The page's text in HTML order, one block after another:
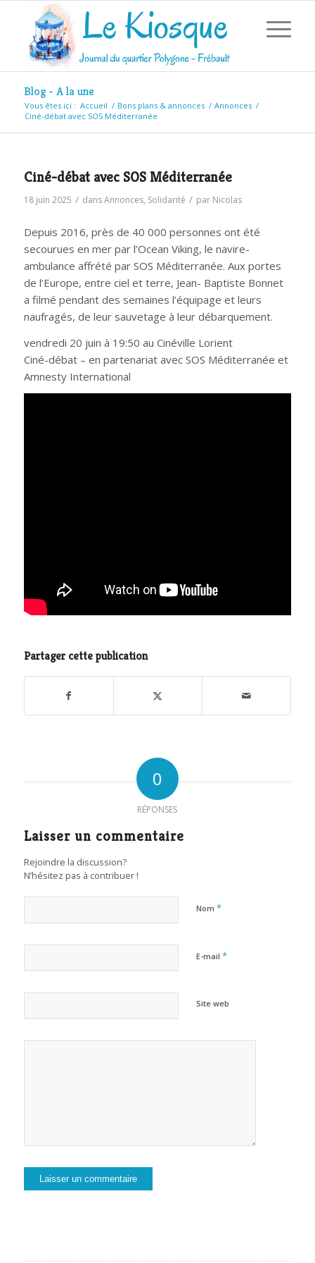
Blog - A la une
Vous êtes ici : Accueil / Bons plans & annonces / Annonces /
Ciné-débat avec SOS Méditerranée
Ciné-débat avec SOS Méditerranée
18 juin 2025 / dansAnnonces, Solidarité / par Nicolas
Depuis 2016, près de 40 000 personnes ont été
secourues en mer par l’Ocean Viking, le navire-
ambulance affrété par SOS Méditerranée. Aux portes
de l’Europe, entre ciel et terre, Jean- Baptiste Bonnet
a filmé pendant des semaines l’équipage et leurs
naufragés, de leur sauvetage à leur débarquement.
vendredi 20 juin à 19:50 au Cinéville Lorient
Ciné-débat – en partenariat avec SOS Méditerranée et
Amnesty International
Partager cette publication
0
RÉPONSES
Laisser un commentaire
Rejoindre la discussion?
N’hésitez pas à contribuer !
Nom *
E-mail *
Site web